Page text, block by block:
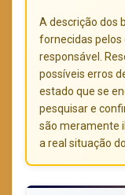
A descrição dos
fornecidas pelos
responsável.
possíveis erros
estado que se
pesquisar e
são meramente
a real situação